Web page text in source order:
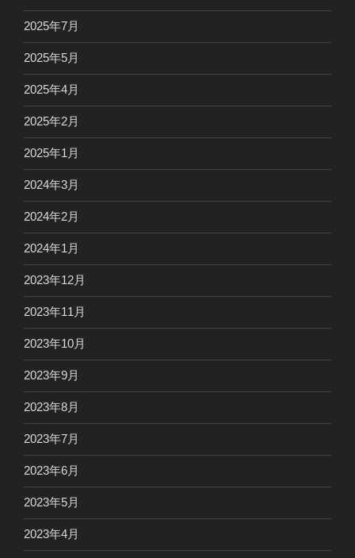
2025年7月
2025年5月
2025年4月
2025年2月
2025年1月
2024年3月
2024年2月
2024年1月
2023年12月
2023年11月
2023年10月
2023年9月
2023年8月
2023年7月
2023年6月
2023年5月
2023年4月